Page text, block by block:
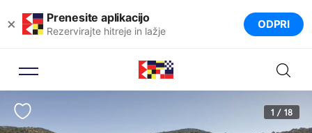
× Prenesite aplikacijo
Rezervirajte hitreje in lažje ODPRI
1 / 18